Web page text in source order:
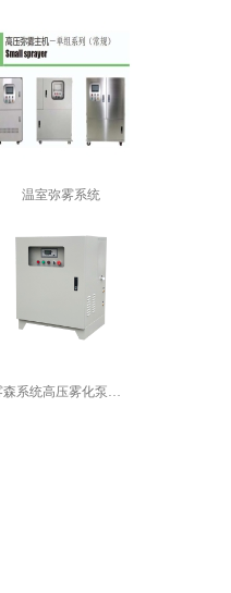
温室弥雾系统
雾森系统高压雾化泵厂房降温加湿园林景...